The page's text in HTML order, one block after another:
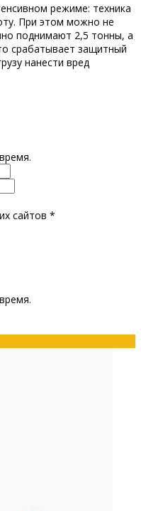
режиме: техника
При этом можно не
поднимают 2,5 тонны, а
срабатывает защитный
нанести вред
сайтов *